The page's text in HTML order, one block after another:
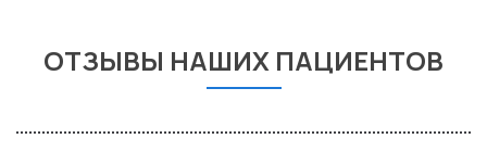
ОТЗЫВЫ НАШИХ ПАЦИЕНТОВ